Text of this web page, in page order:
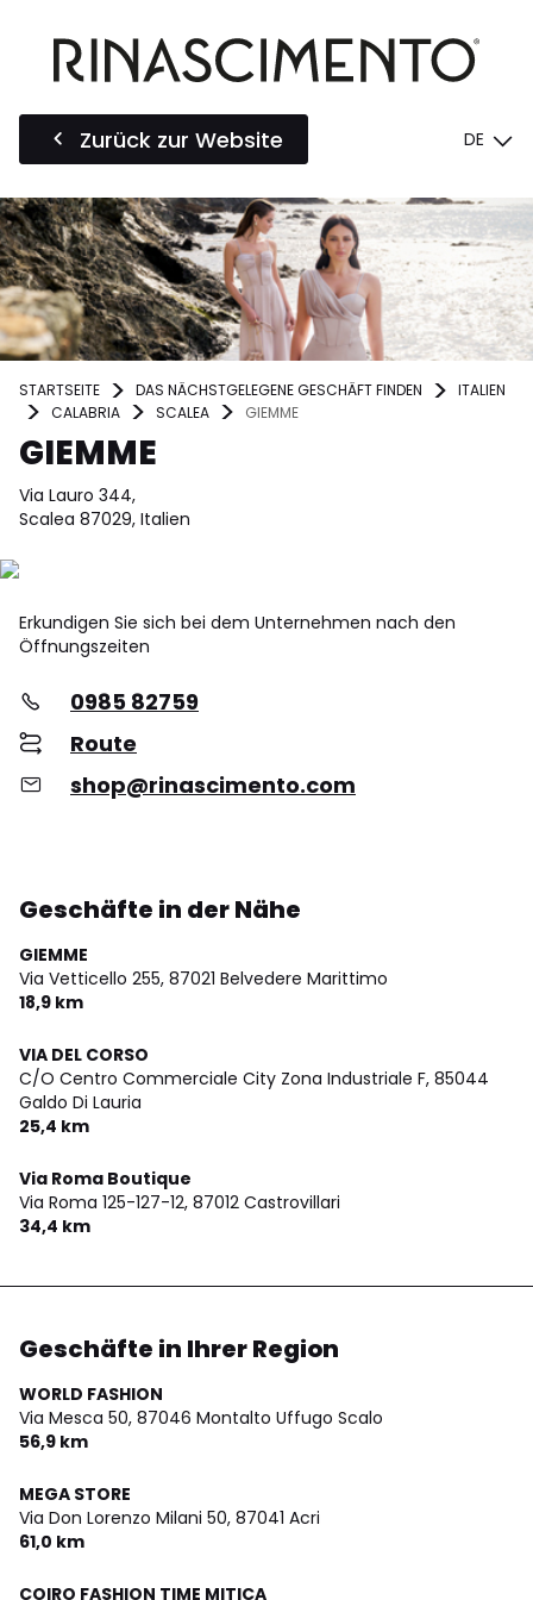
Zurück zur Website DE
STARTSEITE DAS NÄCHSTGELEGENE GESCHÄFT FINDEN
ITALIEN
CALABRIA
SCALEA GIEMME
GIEMME
Via Lauro 344,
Scalea 87029, Italien
Erkundigen Sie sich bei dem Unternehmen nach den
Öffnungszeiten
0985 82759
Route
shop@rinascimento.com
Geschäfte in der Nähe
GIEMME
Via Vetticello 255, 87021 Belvedere Marittimo
18,9 km
VIA DEL CORSO
C/O Centro Commerciale City Zona Industriale F, 85044
Galdo Di Lauria
25,4 km
Via Roma Boutique
Via Roma 125-127-12, 87012 Castrovillari
34,4 km
Geschäfte in Ihrer Region
WORLD FASHION
Via Mesca 50, 87046 Montalto Uffugo Scalo
56,9 km
MEGA STORE
Via Don Lorenzo Milani 50, 87041 Acri
61,0 km
COIRO FASHION TIME MITICA